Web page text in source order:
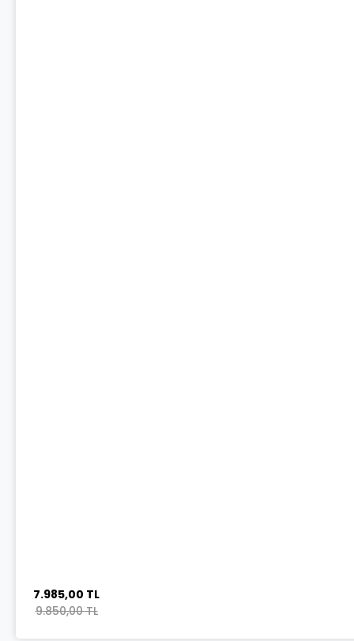
7.985,00 TL
9.850,00 TL